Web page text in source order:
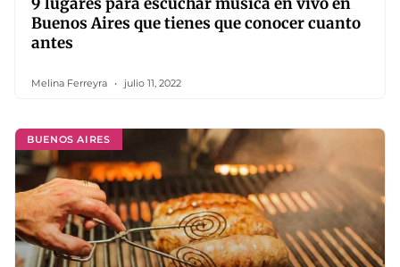
Buenos Aires que tienes que conocer cuanto
antes
Melina Ferreyra julio 11, 2022
BUENOS AIRES